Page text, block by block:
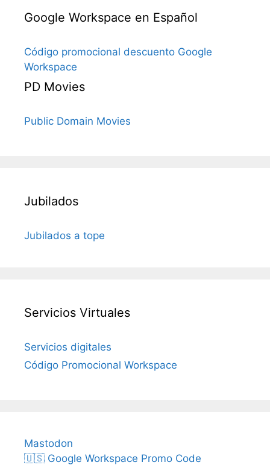
Google Workspace en Español
Código promocional descuento Google
Workspace
PD Movies
Public Domain Movies
Jubilados
Jubilados a tope
Servicios Virtuales
Servicios digitales
Código Promocional Workspace
Mastodon
🇺🇸 Google Workspace Promo Code